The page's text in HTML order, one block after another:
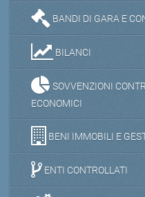
BANDI DI GARA E
BILANCI
SOVVENZIONI
ECONOMICI
BENI IMMOBILI E
ENTI CONTROLLATI